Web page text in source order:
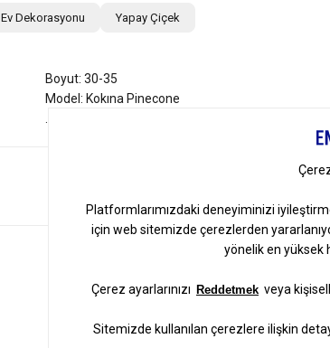
Ev Dekorasyonu Yapay Çiçek
Boyut: 30-35
Model: Kokına Pinecone